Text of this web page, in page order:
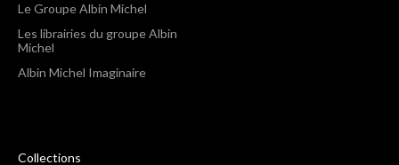
Le Groupe Albin Michel
Les librairies du groupe Albin
Michel
Albin Michel Imaginaire
Collections